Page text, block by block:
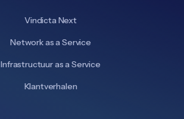
Vindicta Next
Network as a Service
Infrastructuur as a Service
Klantverhalen